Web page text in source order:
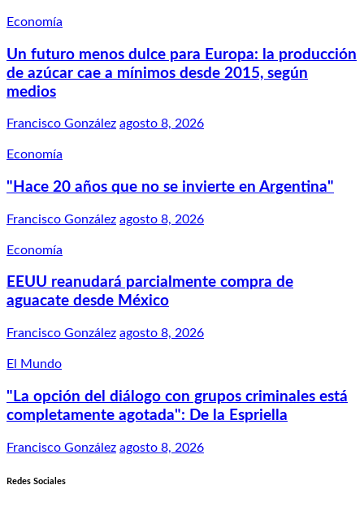
Economía
Un futuro menos dulce para Europa: la producción
de azúcar cae a mínimos desde 2015, según
medios
Francisco González agosto 8, 2026
Economía
"Hace 20 años que no se invierte en Argentina"
Francisco González agosto 8, 2026
Economía
EEUU reanudará parcialmente compra de
aguacate desde México
Francisco González agosto 8, 2026
El Mundo
"La opción del diálogo con grupos criminales está
completamente agotada": De la Espriella
Francisco González agosto 8, 2026
Redes Sociales